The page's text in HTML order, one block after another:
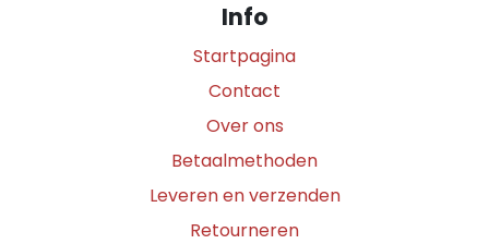
Info
Startpagina
Contact
Over ons
Betaalmethoden
Leveren en verzenden
Retourneren